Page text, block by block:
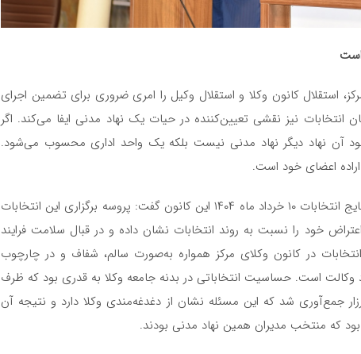
استقلال کانون وکلا و استقلال وکیل را امری ضروری برای تضمین اجرای
انتخابات نیز نقشی تعیین‌کننده در حیات یک نهاد مدنی ایفا می‌کند. اگر
آن نهاد دیگر نهاد مدنی نیست بلکه یک واحد اداری محسوب می‌شود.
اعضای خود است.
رئیس کانون وکلای مرکز در ادامه با اشاره به نتایج انتخابات ۱۰ خرداد ماه ۱۴۰۴ این کانون گفت: پروسه برگزاری این انتخابات
خود را نسبت به روند انتخابات نشان داده و در قبال سلامت فرایند
در کانون وکلای مرکز همواره به‌صورت سالم، شفاف و در چارچوب
وکالت است. حساسیت انتخاباتی در بدنه جامعه وکلا به قدری بود که ظرف
کارزار جمع‌آوری شد که این مسئله نشان از دغدغه‌مندی وکلا دارد و نتیجه آن
که منتخب مدیران همین نهاد مدنی بودند.